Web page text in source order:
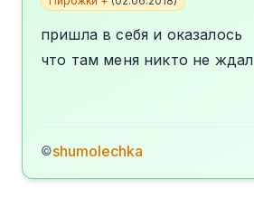
пришла в себя и оказалось
что там меня никто не ждал
©shumolechka